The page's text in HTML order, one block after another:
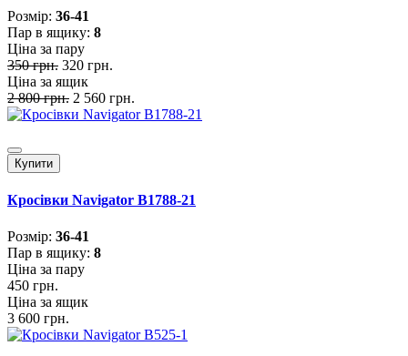
Розмiр: 36-41
Пар в ящику: 8
Ціна за пару
350 грн. 320 грн.
Ціна за ящик
2 800 грн. 2 560 грн.
Купити
Кросівки Navigator B1788-21
Розмiр: 36-41
Пар в ящику: 8
Ціна за пару
450 грн.
Ціна за ящик
3 600 грн.